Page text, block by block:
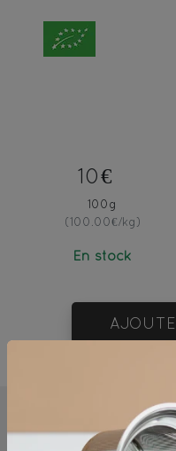
10€
100g
(100.00€/kg)
En stock